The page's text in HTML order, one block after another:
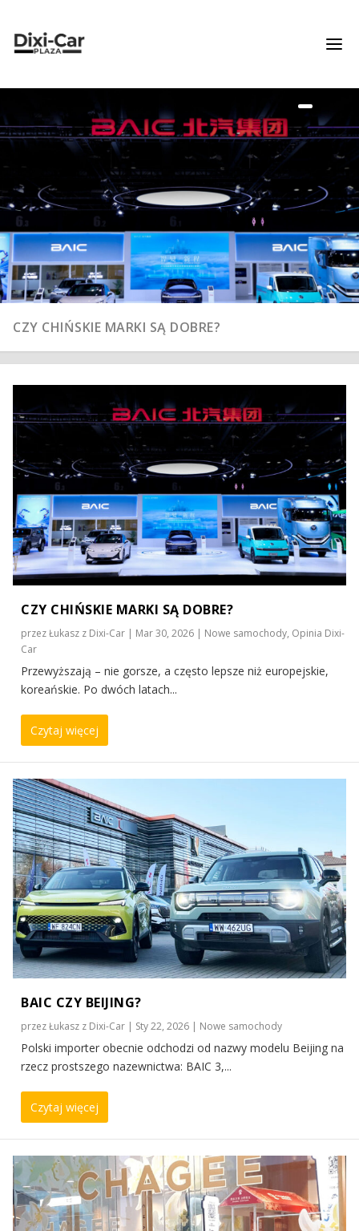
BAIC CZY BEIJING?
BAIC CHIŃSKIE AUTO. CZYLI JAKIE?
BAIC – Z JAKIEGO KRAJU?
CZY CHIŃSKIE MARKI SĄ DOBRE?
przezŁukasz z Dixi-Car | Mar 30, 2026 | Nowe samochody, Opinia Dixi-
Car
Przewyższają – nie gorsze, a często lepsze niż europejskie,
koreańskie. Po dwóch latach...
Czytaj więcej
BAIC CZY BEIJING?
przezŁukasz z Dixi-Car | Sty 22, 2026 | Nowe samochody
Polski importer obecnie odchodzi od nazwy modelu Beijing na
rzecz prostszego nazewnictwa: BAIC 3,...
Czytaj więcej